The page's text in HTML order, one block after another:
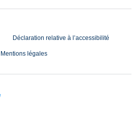
Déclaration relative à l’accessibilité
Mentions légales